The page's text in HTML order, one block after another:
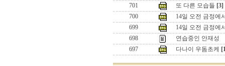
701
또 다른 모습들 [3]
700
14일 오전 금정에
699
14일 오전 금정에
698
연습중인 안재성
697
다나이 우돔초케